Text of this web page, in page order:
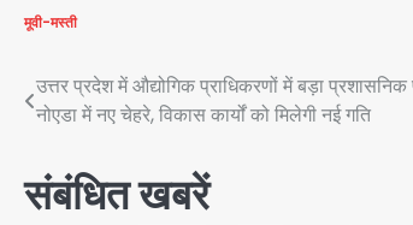
मूवी-मस्ती
Post
navigation
उत्तर प्रदेश में औद्योगिक प्राधिकरणों में बड़ा
नोएडा में नए चेहरे, विकास कार्यों को मिलेगी नई गति
संबंधित खबरें